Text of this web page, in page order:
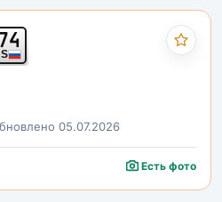
05.07.2026
Есть фото